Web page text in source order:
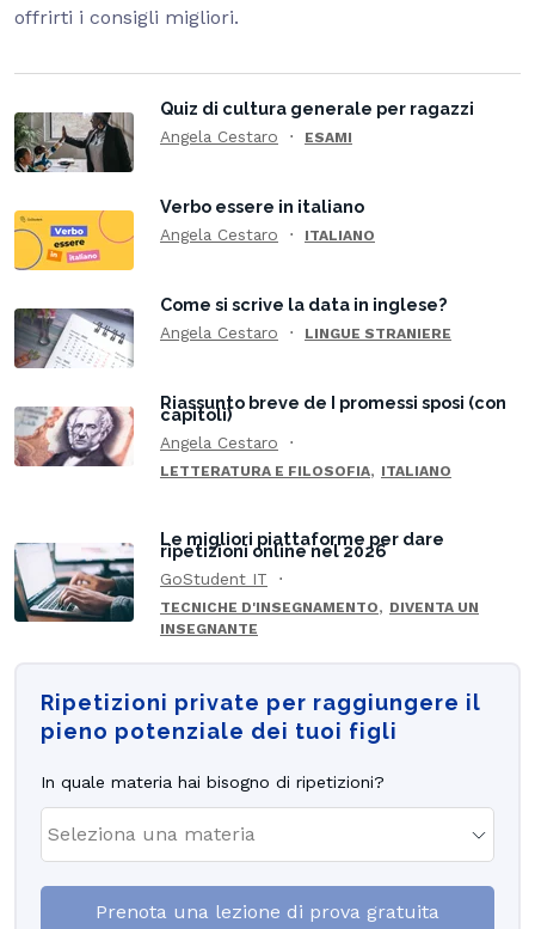
offrirti i consigli migliori.
Quiz di cultura generale per ragazzi
Angela Cestaro ESAMI
Verbo essere in italiano
Angela Cestaro ITALIANO
Come si scrive la data in inglese?
Angela Cestaro LINGUE STRANIERE
Riassunto breve de I promessi sposi (con
capitoli)
Angela Cestaro
LETTERATURA E FILOSOFIA, ITALIANO
Le migliori piattaforme per dare
ripetizioni online nel 2026
GoStudent IT
TECNICHE D'INSEGNAMENTO, DIVENTA UN
INSEGNANTE
Ripetizioni private per raggiungere il
pieno potenziale dei tuoi figli
In quale materia hai bisogno di ripetizioni?
Prenota una lezione di prova gratuita